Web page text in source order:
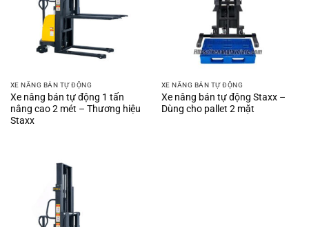
XE NÂNG BÁN TỰ ĐỘNG
Xe nâng bán tự động 1 tấn
nâng cao 2 mét – Thương hiệu
Staxx
XE NÂNG BÁN TỰ ĐỘNG
Xe nâng bán tự động Staxx –
Dùng cho pallet 2 mặt